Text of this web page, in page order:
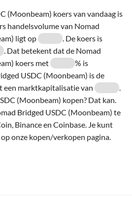
(Moonbeam) koers van vandaag is
handelsvolume van Nomad
ligt op
. De koers is
. Dat betekent dat de Nomad
koers met
% is
USDC (Moonbeam) is de
een marktkapitalisatie van
.
(Moonbeam) kopen? Dat kan.
Bridged USDC (Moonbeam) te
Binance en Coinbase. Je kunt
onze kopen/verkopen pagina.